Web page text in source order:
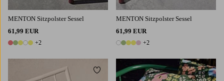
MENTON Sitzpolster Sessel
61,99 EUR
7 Farben
+2
MENTON Sitzpolster Sessel
61,99 EUR
7 Farben
+2
Zu Favoriten hinzufügen Zu